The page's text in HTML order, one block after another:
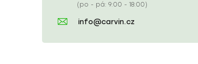
(po - pá: 9:00 - 18:00)
info@carvin.cz